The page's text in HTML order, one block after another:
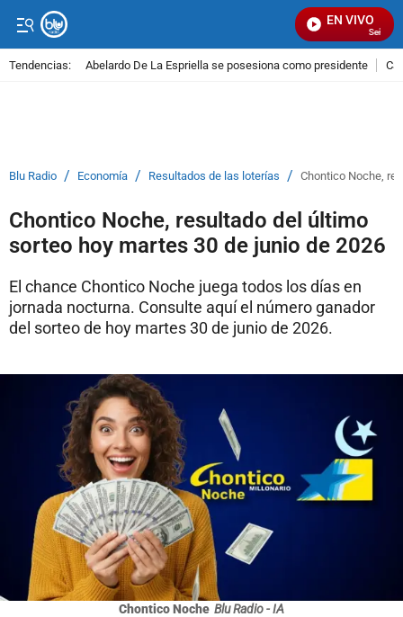
EN VIVO
Señal
Tendencias: Abelardo De La Espriella se posesiona como presidente
Blu Radio / Economía / Resultados de las loterías / Chontico Noche,
Chontico Noche, resultado del último
sorteo hoy martes 30 de junio de 2026
El chance Chontico Noche juega todos los días en
jornada nocturna. Consulte aquí el número ganador
del sorteo de hoy martes 30 de junio de 2026.
Chontico Noche Blu Radio - IA